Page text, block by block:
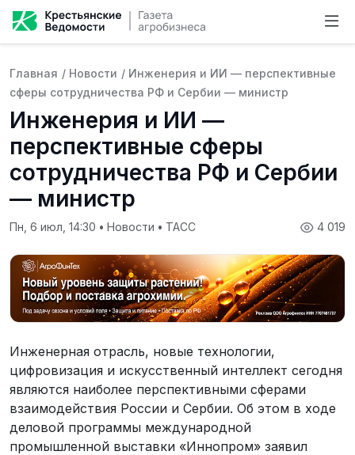
Главная / Новости / Инженерия и ИИ — перспективные
сферы сотрудничества РФ и Сербии — министр
Инженерия и ИИ —
перспективные сферы
сотрудничества РФ и Сербии
— министр
4 019
Пн, 6 июл, 14:30 • Новости • ТАСС
Инженерная отрасль, новые технологии,
цифровизация и искусственный интеллект сегодня
являются наиболее перспективными сферами
взаимодействия России и Сербии. Об этом в ходе
деловой программы международной
промышленной выставки «Иннопром» заявил